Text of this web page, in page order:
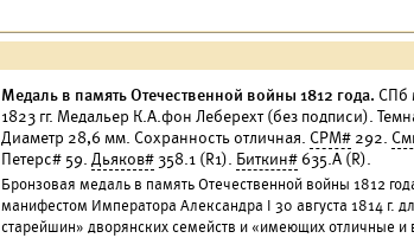
Медаль в память Отечественной войны 1812 года. СПб
1823 гг. Медальер К.А.фон Леберехт (без подписи).
Диаметр 28,6 мм. Сохранность отличная. СРМ# 292.
Петерс# 59. Дьяков#358.1 (R1). Биткин# 635.А (R).
Бронзовая медаль в память Отечественной войны 1812
манифестом Императора Александра I 30 августа 1814 г.
старейшин» дворянских семейств и «имеющих отличные и